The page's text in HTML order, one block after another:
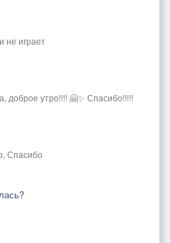
не играет
доброе утро!!!! 🤗✨ Спасибо!!!!!
Спасибо